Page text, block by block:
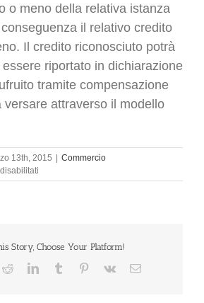
o meno della relativa istanza
il relativo credito
Il credito riconosciuto potrà
riportato in dichiarazione
tramite compensazione
versare attraverso il modello
13th, 2015 | Commercio
Commercio
credito
imposta
Story, Choose Your Platform!
RedditLinkedInTumblr Pinterest
Vk Email